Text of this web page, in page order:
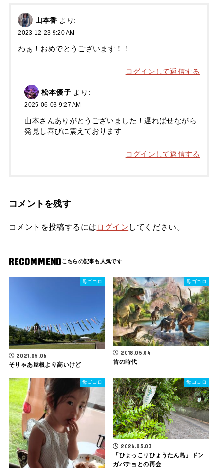
山本香 より:
2023-12-23 9:20 AM
わぁ！おめでとうございます！！
ログインして返信する
松本優子 より:
2025-06-03 9:27 AM
山本さんありがとうございました！遅ればせながら
発見し喜びに震えております
ログインして返信する
コメントを残す
コメントを投稿するには ログイン してください。
RECOMMEND
母ゴコロ
2021.05.06
そりゃあ屋根より高いけど
母ゴコロ
2018.05.04
昔の時代
母ゴコロ 母ゴコロ
2026.05.03
「ひょっこりひょうたん島」ドン
ガバチョとの再会